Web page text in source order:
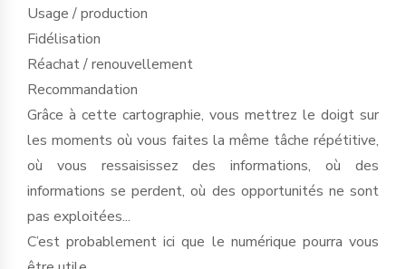
Usage / production
Fidélisation
Réachat / renouvellement
Recommandation
Grâce à cette cartographie, vous mettrez le doigt sur
les moments où vous faites la même tâche répétitive,
où vous ressaisissez des informations, où des
informations se perdent, où des opportunités ne sont
pas exploitées...
C’est probablement ici que le numérique pourra vous